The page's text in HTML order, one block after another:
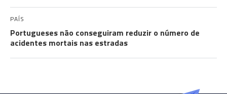
PAÍS
Portugueses não conseguiram reduzir o número de
acidentes mortais nas estradas